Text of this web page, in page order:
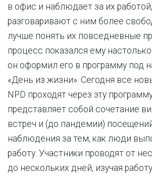
в офис и наблюдает за их
разговаривают с ним более
лучше понять их повседневные
процесс показался ему
он оформил его в программу под
«День из жизни». Сегодня все
NPD проходят через эту
представляет собой сочетание
встреч и (до пандемии)
наблюдения за тем, как люди
работу. Участники проводят от
до нескольких дней, изучая